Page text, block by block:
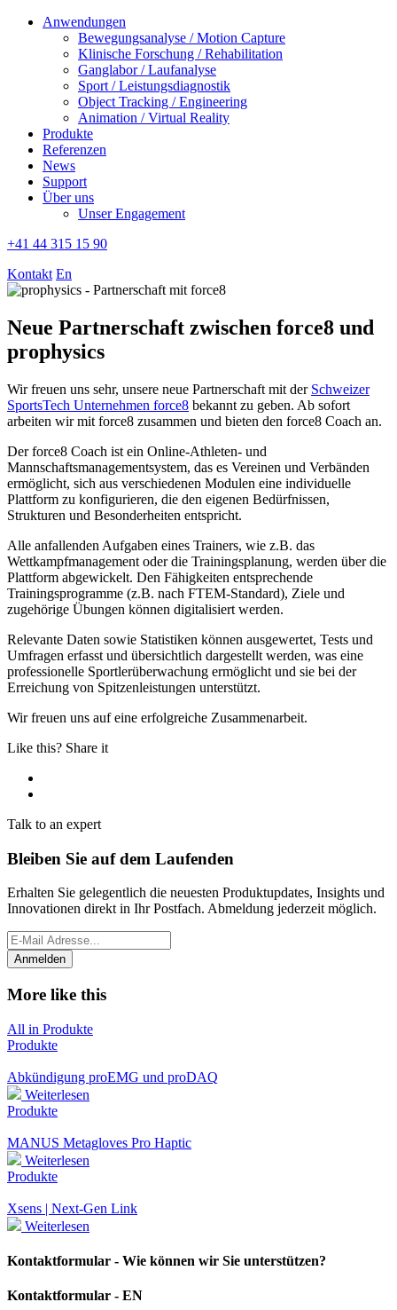
Anwendungen
Bewegungsanalyse / Motion Capture
Klinische Forschung / Rehabilitation
Ganglabor / Laufanalyse
Sport / Leistungsdiagnostik
Object Tracking / Engineering
Animation / Virtual Reality
Produkte
Referenzen
News
Support
Über uns
Unser Engagement
+41 44 315 15 90
Kontakt En
Neue Partnerschaft zwischen force8 und
prophysics
Wir freuen uns sehr, unsere neue Partnerschaft mit der Schweizer
SportsTech Unternehmen force8 bekannt zu geben. Ab sofort
arbeiten wir mit force8 zusammen und bieten den force8 Coach an.
Der force8 Coach ist ein Online-Athleten- und
Mannschaftsmanagementsystem, das es Vereinen und Verbänden
ermöglicht, sich aus verschiedenen Modulen eine individuelle
Plattform zu konfigurieren, die den eigenen Bedürfnissen,
Strukturen und Besonderheiten entspricht.
Alle anfallenden Aufgaben eines Trainers, wie z.B. das
Wettkampfmanagement oder die Trainingsplanung, werden über die
Plattform abgewickelt. Den Fähigkeiten entsprechende
Trainingsprogramme (z.B. nach FTEM-Standard), Ziele und
zugehörige Übungen können digitalisiert werden.
Relevante Daten sowie Statistiken können ausgewertet, Tests und
Umfragen erfasst und übersichtlich dargestellt werden, was eine
professionelle Sportlerüberwachung ermöglicht und sie bei der
Erreichung von Spitzenleistungen unterstützt.
Wir freuen uns auf eine erfolgreiche Zusammenarbeit.
Like this? Share it
Talk to an expert
Bleiben Sie auf dem Laufenden
Erhalten Sie gelegentlich die neuesten Produktupdates, Insights und
Innovationen direkt in Ihr Postfach. Abmeldung jederzeit möglich.
*
indicates
required
Email
Address
*
More like this
All in Produkte
Produkte
Abkündigung proEMG und proDAQ
Weiterlesen
Produkte
MANUS Metagloves Pro Haptic
Weiterlesen
Produkte
Xsens | Next-Gen Link
Weiterlesen
Kontaktformular - Wie können wir Sie unterstützen?
Kontaktformular - EN